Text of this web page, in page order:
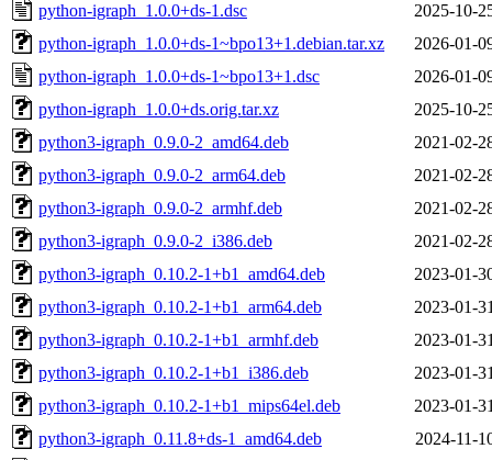
python-igraph_1.0.0+ds-1.dsc
2025-10-
python-igraph_1.0.0+ds-1~bpo13+1.debian.tar.xz
2026-01-
python-igraph_1.0.0+ds-1~bpo13+1.dsc
2026-01-
python-igraph_1.0.0+ds.orig.tar.xz
2025-10-
python3-igraph_0.9.0-2_amd64.deb
2021-02-
python3-igraph_0.9.0-2_arm64.deb
2021-02-
python3-igraph_0.9.0-2_armhf.deb
2021-02-
python3-igraph_0.9.0-2_i386.deb
2021-02-
python3-igraph_0.10.2-1+b1_amd64.deb
2023-01-
python3-igraph_0.10.2-1+b1_arm64.deb
2023-01-
python3-igraph_0.10.2-1+b1_armhf.deb
2023-01-
python3-igraph_0.10.2-1+b1_i386.deb
2023-01-
python3-igraph_0.10.2-1+b1_mips64el.deb
2023-01-
python3-igraph_0.11.8+ds-1_amd64.deb
2024-11-